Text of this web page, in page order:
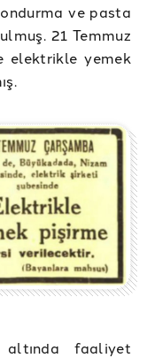
ve pasta
21 Temmuz
elektrikle yemek
altında faaliyet